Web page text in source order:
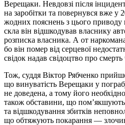
Верещаки. Невдовзі після
на заробітки та повернувся вже у
жодних пояснень з цього
скла він відшкодував власнику
розписка власника. А от
бо він помер від серцевої
свідок надав свідоцтво про смерть
Тож, суддя Віктор Рябченко
що винуватість Верещаки у
не доведена, а тому його
також обставини, що
та відшкодування збитків
що обтяжують покарання — злочин